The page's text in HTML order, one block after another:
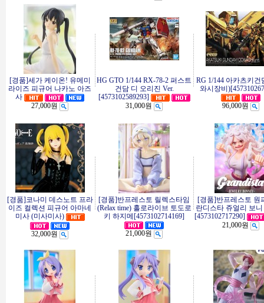
[경품]세가 케이온! 유메미
라이즈 피규어 나카노 아즈
사
27,000원
HG GTO 1/144 RX-78-2 퍼스트
건담 디 오리진 Ver.
[4573102589293]
31,000원
RG 1/144 아카츠키건
와시장비
96,000원
[경품]코나미 데스노트 프라
이즈 컬렉션 피규어 아마네
미사 (미사미사)
32,000원
[경품]반프레스토 릴렉스타임
(Relax time) 홀로라이브 토도로
키 하지메[4573102714169]
21,000원
[경품]반프레스토 원
란디스타 쥬얼리 보
[4573102717290]
21,000원